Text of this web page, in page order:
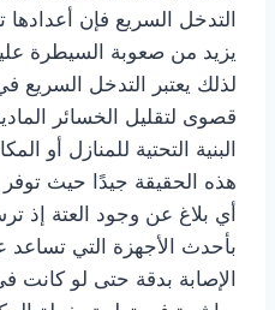
التدخل السريع فإن أعدادها
يزيد من صعوبة السيطرة
لذلك يعتبر التدخل السريع
قصوى لتقليل الخسائر
البنية التحتية للمنازل أو
هذه الحقيقة جيدًا حيث
أي بلاغ عن وجود العتة إذ
بأحدث الأجهزة التي
الإصابة بدقة حتى لو كانت